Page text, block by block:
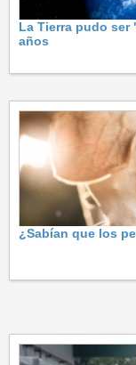
La Tierra pudo
años
¿Sabían que los